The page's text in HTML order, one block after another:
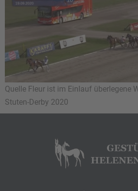
Quelle Fleur ist im Einlauf überlegene
Stuten-Derby 2020